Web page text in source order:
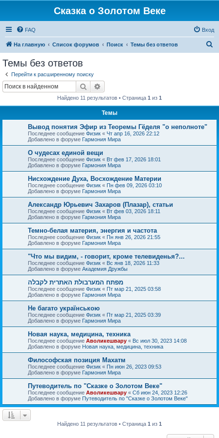
Сказка о Золотом Веке
FAQ Вход
На главную Список форумов Поиск Темы без ответов
Темы без ответов
Перейти к расширенному поиску
Поиск
Найдено 11 результатов • Страница 1 из 1
Темы
Вывод понятия Эфир из Теоремы Гёделя "о неполноте"
Последнее сообщение Физик « Чт апр 16, 2026 22:12
Добавлено в форуме Гармония Мира
О чудесах единой вещи
Последнее сообщение Физик « Вт фев 17, 2026 18:01
Добавлено в форуме Гармония Мира
Нисхождение Духа, Восхождение Материи
Последнее сообщение Физик « Пн фев 09, 2026 03:10
Добавлено в форуме Гармония Мира
Александр Юрьевич Захаров (Плазар), статьи
Последнее сообщение Физик « Вт фев 03, 2026 18:11
Добавлено в форуме Гармония Мира
Темно-белая материя, энергия и частота
Последнее сообщение Физик « Пн янв 26, 2026 21:55
Добавлено в форуме Гармония Мира
"Что мы видим, - говорит, кроме телевиденья?...
Последнее сообщение Физик « Вс янв 18, 2026 11:33
Добавлено в форуме Академия Дружбы
מפתח המערבולת האתרית לקבלה
Последнее сообщение Физик « Пт мар 21, 2025 03:58
Добавлено в форуме Гармония Мира
Не багато українською
Последнее сообщение Физик « Пт мар 21, 2025 03:39
Добавлено в форуме Гармония Мира
Новая наука, медицина, техника
Последнее сообщение Аволикешвару « Вс июл 30, 2023 14:08
Добавлено в форуме Новая наука, медицина, техника
Философская позиция Махатм
Последнее сообщение Физик « Пн июн 26, 2023 09:53
Добавлено в форуме Гармония Мира
Путеводитель по "Сказке о Золотом Веке"
Последнее сообщение Аволикешвару « Сб июн 24, 2023 12:26
Добавлено в форуме Путеводитель по "Сказке о Золотом Веке"
Найдено 11 результатов • Страница 1 из 1